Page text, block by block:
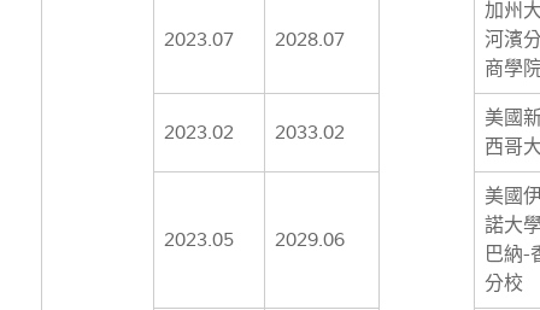
2023.07 2028.07
加州
河濱
商學
2023.02 2033.02
美國
西哥
2023.05 2029.06
美國
諾大
巴納-
分校